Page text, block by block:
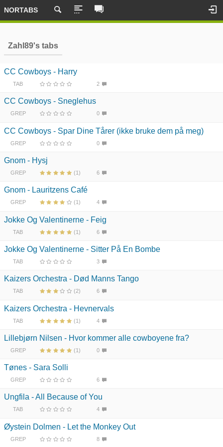
NORTABS
Zahl89's tabs
CC Cowboys - Harry
TAB 2
CC Cowboys - Sneglehus
GREP 0
CC Cowboys - Spar Dine Tårer (ikke bruke dem på meg)
GREP 0
Gnom - Hysj
GREP (1) 6
Gnom - Lauritzens Café
GREP (1) 4
Jokke Og Valentinerne - Feig
TAB (1) 6
Jokke Og Valentinerne - Sitter På En Bombe
TAB 3
Kaizers Orchestra - Død Manns Tango
TAB (2) 6
Kaizers Orchestra - Hevnervals
TAB (1) 4
Lillebjørn Nilsen - Hvor kommer alle cowboyene fra?
GREP (1) 0
Tønes - Sara Solli
GREP 6
Ungfila - All Because of You
TAB 4
Øystein Dolmen - Let the Monkey Out
GREP 8